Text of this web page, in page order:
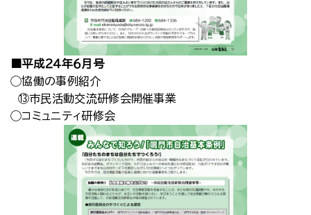
■平成２４年６月号
◯協働の事例紹介
⑬市民活動交流研修会開催事業
◯コミュニティ研修会